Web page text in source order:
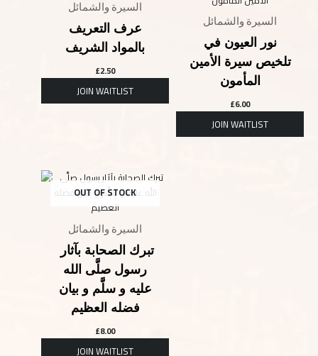
السيرة والشمائل
عرف التعريف
بالمواد الشريف
£2.50
السيرة والشمائل
نور العيون في
تلخيص سيرة الأمين
المأمون
£6.00
OUT OF STOCK
السيرة والشمائل
رسول صلَّى الله
عليه و سلَّم و بيان
فضله العظيم
£8.00